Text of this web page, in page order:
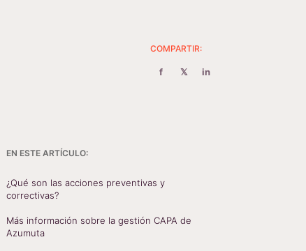
COMPARTIR:
f 𝕏 in
EN ESTE ARTÍCULO:
¿Qué son las acciones preventivas y
correctivas?
Más información sobre la gestión CAPA de
Azumuta